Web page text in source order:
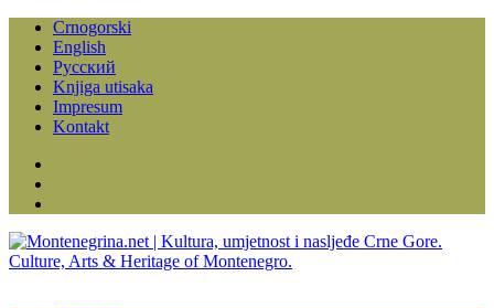
Crnogorski
English
Русский
Knjiga utisaka
Impresum
Kontakt